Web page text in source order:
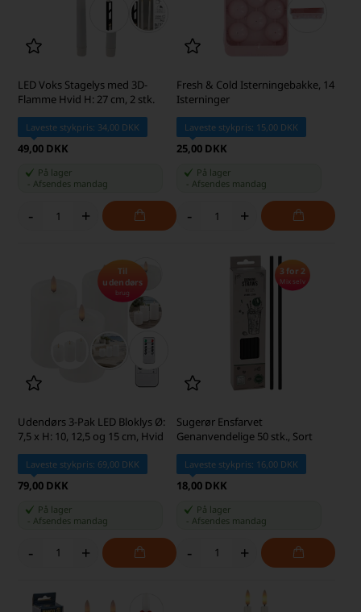
LED Voks Stagelys med 3D-
Flamme Hvid H: 27 cm, 2 stk.
Laveste stykpris: 34,00 DKK
49,00 DKK
På lager
-Afsendes mandag
- +
Fresh & Cold Isterningebakke, 14
Isterninger
Laveste stykpris: 15,00 DKK
25,00 DKK
På lager
Afsendes mandag
- +
Til
udendørs
brug
Udendørs 3-Pak LED Bloklys Ø:
7,5 x H: 10, 12,5 og 15 cm, Hvid
Laveste stykpris: 69,00 DKK
79,00 DKK
På lager
Afsendes mandag
- +
3 for 2
Mix selv
Sugerør Ensfarvet
Genanvendelige 50 stk., Sort
Laveste stykpris: 16,00 DKK
18,00 DKK
På lager
Afsendes mandag
- +